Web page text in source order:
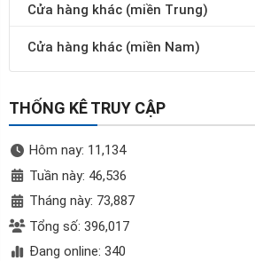
Cửa hàng khác (miền Trung)
Cửa hàng khác (miền Nam)
THỐNG KÊ TRUY CẬP
Hôm nay: 11,134
Tuần này: 46,536
Tháng này: 73,887
Tổng số: 396,017
Đang online: 340